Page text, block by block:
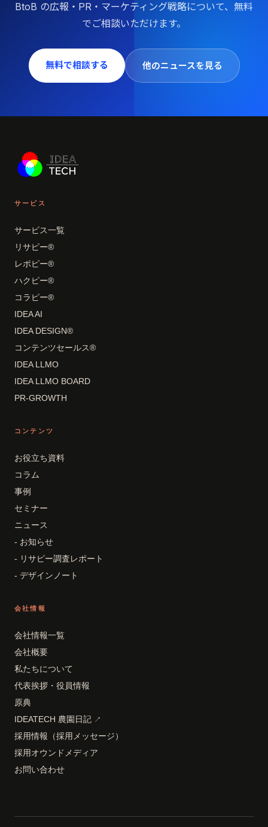
BtoB の広報・PR・マーケティング戦略について、無料
でご相談いただけます。
無料で相談する 他のニュースを見る
サービス
サービス一覧
リサピー®
レポピー®
ハクピー®
コラピー®
IDEA AI
IDEA DESIGN®
コンテンツセールス®
IDEA LLMO
IDEA LLMO BOARD
PR-GROWTH
コンテンツ
お役立ち資料
コラム
事例
セミナー
ニュース
- お知らせ
- リサピー調査レポート
- デザインノート
会社情報
会社情報一覧
会社概要
私たちについて
代表挨拶・役員情報
原典
IDEATECH 農園日記 ↗
採用情報（採用メッセージ）
採用オウンドメディア
お問い合わせ